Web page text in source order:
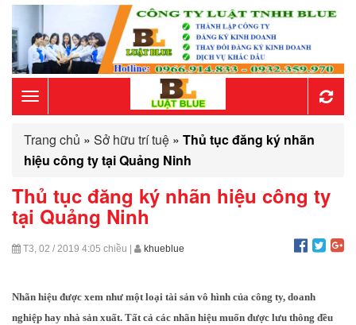
Toggle
navigation
Trang chủ » Sở hữu trí tuệ » Thủ tục đăng ký nhãn
hiệu công ty tại Quảng Ninh
Thủ tục đăng ký nhãn hiệu công ty
tại Quảng Ninh
T3, 02 / 2019 4:05 chiều khueblue
Nhãn hiệu được xem như một loại tài sản vô hình của công ty, doanh
nghiệp hay nhà sản xuất. Tất cả các nhãn hiệu muốn được lưu thông đều